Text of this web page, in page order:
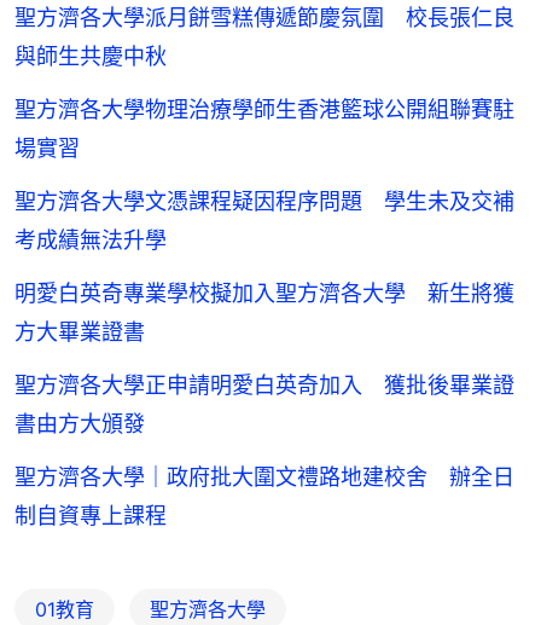
聖方濟各大學派月餅雪糕傳遞節慶氛圍 校長張仁良
與師生共慶中秋
聖方濟各大學物理治療學師生香港籃球公開組聯賽駐
場實習
聖方濟各大學文憑課程疑因程序問題 學生未及交補
考成績無法升學
明愛白英奇專業學校擬加入聖方濟各大學 新生將獲
方大畢業證書
聖方濟各大學正申請明愛白英奇加入 獲批後畢業證
書由方大頒發
聖方濟各大學｜政府批大圍文禮路地建校舍 辦全日
制自資專上課程
01教育 聖方濟各大學